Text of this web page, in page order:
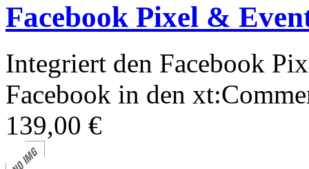
Facebook Pixel &
Integriert den Facebook
Facebook in den
139,00 €